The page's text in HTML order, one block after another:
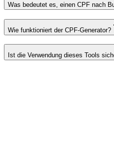
Was bedeutet es, einen CPF nach
Wie funktioniert der CPF-Generator?
Ist die Verwendung dieses Tools